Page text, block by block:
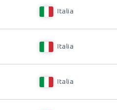
Italia
Italia
Italia